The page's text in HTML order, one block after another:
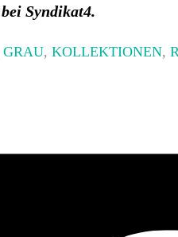
Syndikat4.
GRAU,KOLLEKTIONEN,